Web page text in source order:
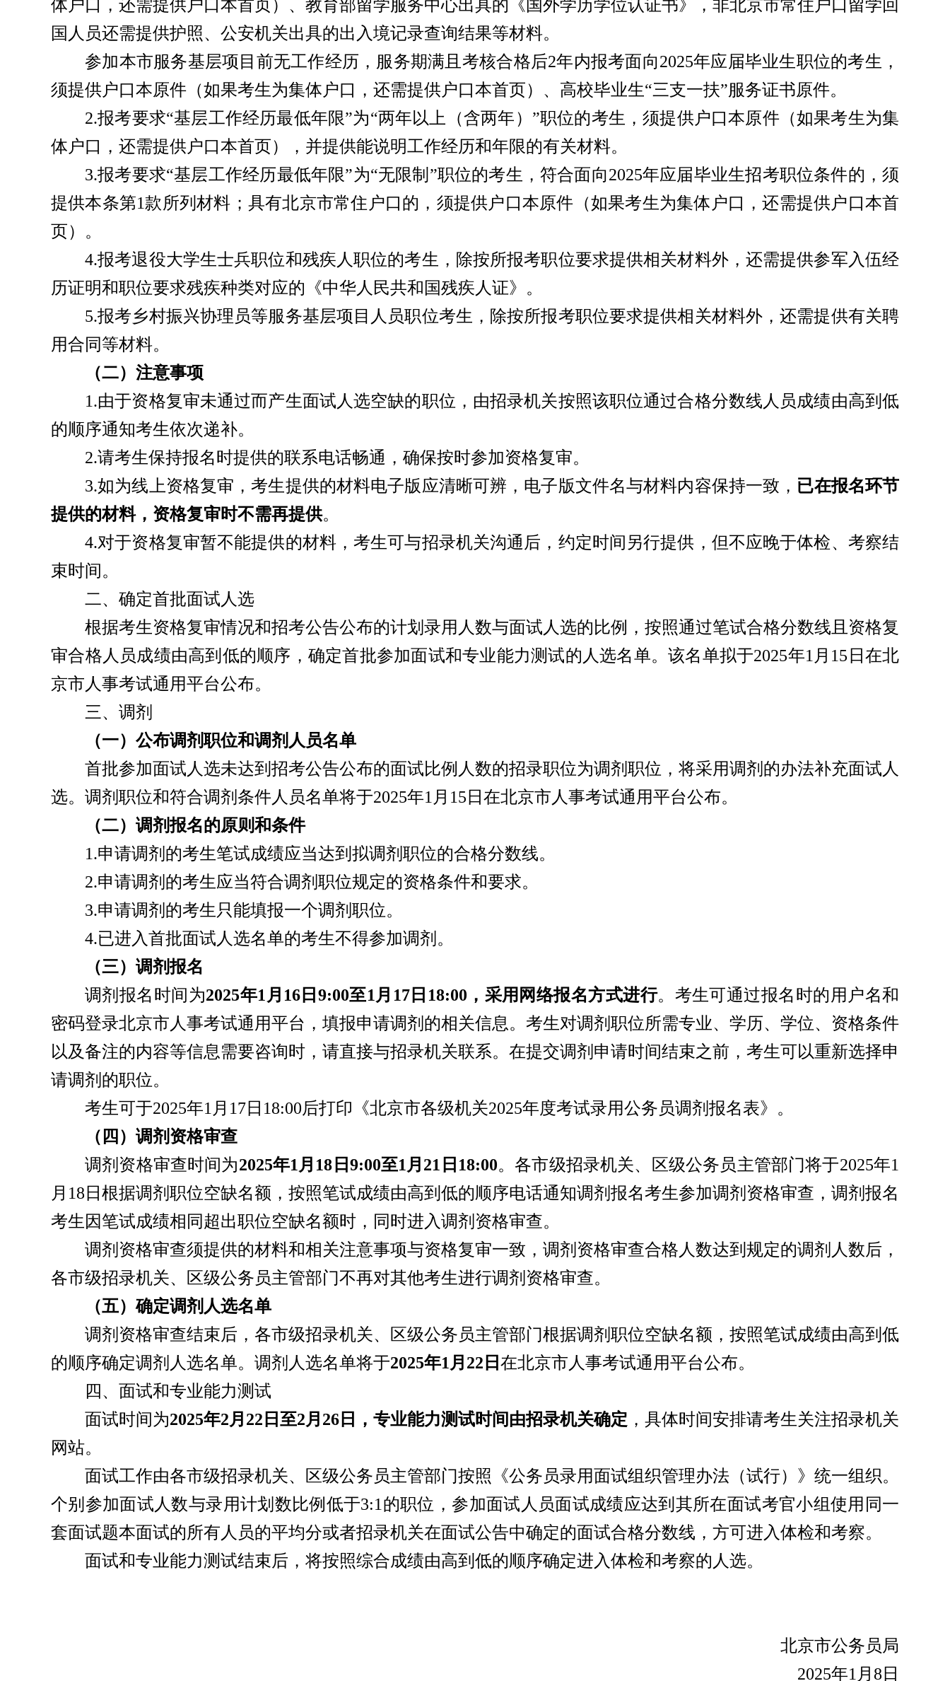
体户口，还需提供户口本首页）、教育部留学服务中心出具的《国外学历学位认证书》，非北京市常住户口留学回
国人员还需提供护照、公安机关出具的出入境记录查询结果等材料。
参加本市服务基层项目前无工作经历，服务期满且考核合格后2年内报考面向2025年应届毕业生职位的考生，
须提供户口本原件（如果考生为集体户口，还需提供户口本首页）、高校毕业生“三支一扶”服务证书原件。
2.报考要求“基层工作经历最低年限”为“两年以上（含两年）”职位的考生，须提供户口本原件（如果考生为集
体户口，还需提供户口本首页），并提供能说明工作经历和年限的有关材料。
3.报考要求“基层工作经历最低年限”为“无限制”职位的考生，符合面向2025年应届毕业生招考职位条件的，须
提供本条第1款所列材料；具有北京市常住户口的，须提供户口本原件（如果考生为集体户口，还需提供户口本首
页）。
4.报考退役大学生士兵职位和残疾人职位的考生，除按所报考职位要求提供相关材料外，还需提供参军入伍经
历证明和职位要求残疾种类对应的《中华人民共和国残疾人证》。
5.报考乡村振兴协理员等服务基层项目人员职位考生，除按所报考职位要求提供相关材料外，还需提供有关聘
用合同等材料。
（二）注意事项
1.由于资格复审未通过而产生面试人选空缺的职位，由招录机关按照该职位通过合格分数线人员成绩由高到低
的顺序通知考生依次递补。
2.请考生保持报名时提供的联系电话畅通，确保按时参加资格复审。
3.如为线上资格复审，考生提供的材料电子版应清晰可辨 ，电子版文件名与材料内容保持一致， 已在报名环节
提供的材料，资格复审时不需再提供。
4.对于资格复审暂不能提供的材料，考生可与招录机关沟通后，约定时间另行提供，但不应晚于体检、考察结
束时间。
二、确定首批面试人选
根据考生资格复审情况和招考公告公布的计划录用人数与面试人选的比例，按照通过笔试合格分数线且资格复
审合格人员成绩由高到低的顺序，确定首批参加面试和专业能力测试的人选名单。该名单拟于2025年1月15日在北
京市人事考试通用平台公布。
三、调剂
（一）公布调剂职位和调剂人员名单
首批参加面试人选未达到招考公告公布的面试比例人数的招录职位为调剂职位，将采用调剂的办法补充面试人
选。调剂职位和符合调剂条件人员名单将于2025年1月15日在北京市人事考试通用平台公布。
（二）调剂报名的原则和条件
1.申请调剂的考生笔试成绩应当达到拟调剂职位的合格分数线。
2.申请调剂的考生应当符合调剂职位规定的资格条件和要求。
3.申请调剂的考生只能填报一个调剂职位。
4.已进入首批面试人选名单的考生不得参加调剂。
（三）调剂报名
调剂报名时间为2025年1月16日9:00至1月17日18:00，采用网络报名方式进行。考生可通过报名时的用户名和
密码登录北京市人事考试通用平台，填报申请调剂的相关信息。考生对调剂职位所需专业、学历、学位、资格条件
以及备注的内容等信息需要咨询时，请直接与招录机关联系。在提交调剂申请时间结束之前，考生可以重新选择申
请调剂的职位。
考生可于2025年1月17日18:00后打印《北京市各级机关2025年度考试录用公务员调剂报名表》。
（四）调剂资格审查
调剂资格审查时间为2025年1月18日9:00至1月21日18:00。各市级招录机关、区级公务员主管部门将于2025年1
月18日根据调剂职位空缺名额，按照笔试成绩由高到低的顺序电话通知调剂报名考生参加调剂资格审查，调剂报名
考生因笔试成绩相同超出职位空缺名额时，同时进入调剂资格审查。
调剂资格审查须提供的材料和相关注意事项与资格复审一致，调剂资格审查合格人数达到规定的调剂人数后，
各市级招录机关、区级公务员主管部门不再对其他考生进行调剂资格审查。
（五）确定调剂人选名单
调剂资格审查结束后，各市级招录机关、区级公务员主管部门根据调剂职位空缺名额，按照笔试成绩由高到低
的顺序确定调剂人选名单。调剂人选名单将于2025年1月22日 在北京市人事考试通用平台公布。
四、面试和专业能力测试
面试时间为2025年2月22日至2月26日，专业能力测试时间由招录机关确定 ，具体时间安排请考生关注招录机关
网站。
面试工作由各市级招录机关、区级公务员主管部门按照《公务员录用面试组织管理办法（试行）》统一组织。
个别参加面试人数与录用计划数比例低于3:1的职位，参加面试人员面试成绩应达到其所在面试考官小组使用同一
套面试题本面试的所有人员的平均分或者招录机关在面试公告中确定的面试合格分数线，方可进入体检和考察。
面试和专业能力测试结束后，将按照综合成绩由高到低的顺序确定进入体检和考察的人选。
北京市公务员局
2025年1月8日